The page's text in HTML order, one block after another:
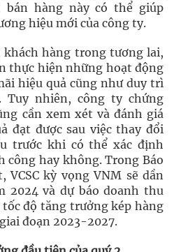
hàng này có thể giúp
hiệu mới của công ty.
hàng trong tương lai,
thực hiện những hoạt động
hiệu quả cũng như duy trì
Tuy nhiên, công ty chứng
cần xem xét và đánh giá
đạt được sau việc thay đổi
trước khi có thể xác định
công hay không. Trong Báo
VCSC kỳ vọng VNM sẽ dần
2024 và dự báo doanh thu
độ tăng trưởng kép hàng
đoạn 2023-2027.